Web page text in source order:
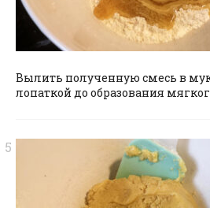
Вылить полученную смесь в
лопаткой до образования